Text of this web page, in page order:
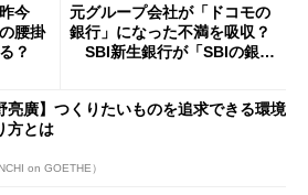
昨今
腰掛
？
元グループ会社が「ドコモの
銀行」になった不満を吸収？
SBI新生銀行が「SBIの銀
開催
亮廣】つくりたいものを追求できる環境
方とは
on GOETHE）